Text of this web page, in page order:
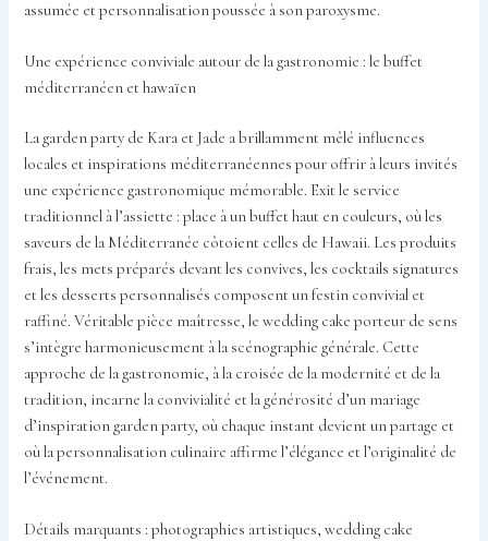
assumée et personnalisation poussée à son paroxysme.
Une expérience conviviale autour de la gastronomie : le buffet
méditerranéen et hawaïen
La garden party de Kara et Jade a brillamment mêlé influences
locales et inspirations méditerranéennes pour offrir à leurs invités
une expérience gastronomique mémorable. Exit le service
traditionnel à l’assiette : place à un buffet haut en couleurs, où les
saveurs de la Méditerranée côtoient celles de Hawaii. Les produits
frais, les mets préparés devant les convives, les cocktails signatures
et les desserts personnalisés composent un festin convivial et
raffiné. Véritable pièce maîtresse, le wedding cake porteur de sens
s’intègre harmonieusement à la scénographie générale. Cette
approche de la gastronomie, à la croisée de la modernité et de la
tradition, incarne la convivialité et la générosité d’un mariage
d’inspiration garden party, où chaque instant devient un partage et
où la personnalisation culinaire affirme l’élégance et l’originalité de
l’événement.
Détails marquants : photographies artistiques, wedding cake